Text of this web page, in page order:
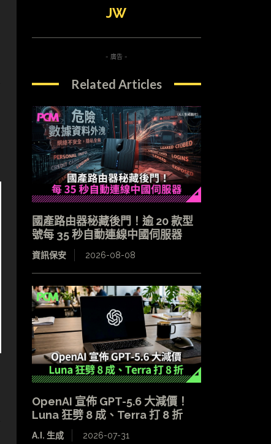
JW
- 廣告 -
Related Articles
國產路由器秘藏後門！逾 20 款型
號每 35 秒自動連線中國伺服器
資訊保安 2026-08-08
OpenAI 宣佈 GPT-5.6 大減價！
Luna 狂劈 8 成、Terra 打 8 折
A.I. 生成 2026-07-31